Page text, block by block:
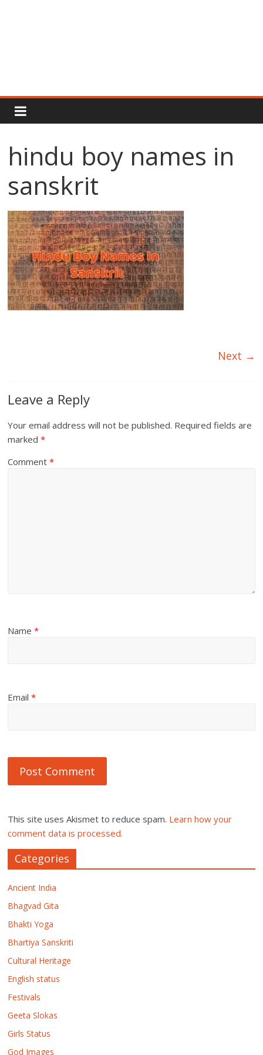
Rajput
Proud
Rajputana
Status
Hindi
hindu boy names in
sanskrit
Next →
Leave a Reply
Your email address will not be published. Required fields are
marked*
Comment*
Name*
Email*
This site uses Akismet to reduce spam. Learn how your
comment data is processed.
Categories
Ancient India
Bhagvad Gita
Bhakti Yoga
Bhartiya Sanskriti
Cultural Heritage
English status
Festivals
Geeta Slokas
Girls Status
God Images